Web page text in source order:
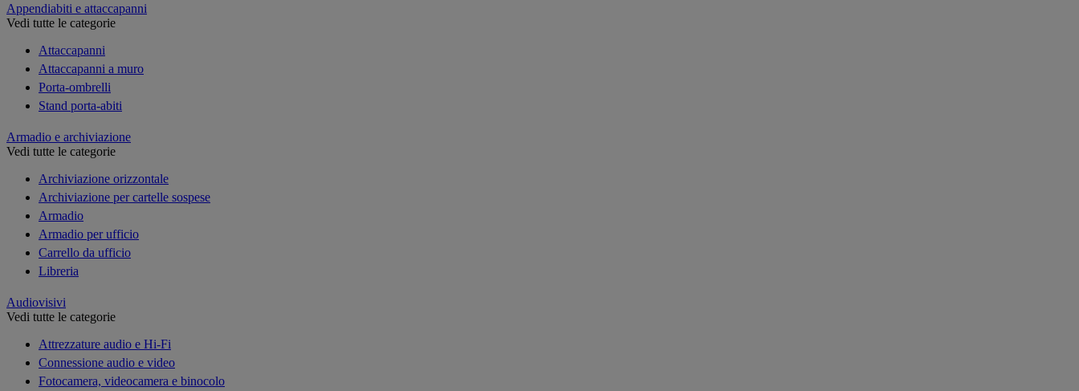
Appendiabiti e attaccapanni
Vedi tutte le categorie
Attaccapanni
Attaccapanni a muro
Porta-ombrelli
Stand porta-abiti
Armadio e archiviazione
Vedi tutte le categorie
Archiviazione orizzontale
Archiviazione per cartelle sospese
Armadio
Armadio per ufficio
Carrello da ufficio
Libreria
Audiovisivi
Vedi tutte le categorie
Attrezzature audio e Hi-Fi
Connessione audio e video
Fotocamera, videocamera e binocolo